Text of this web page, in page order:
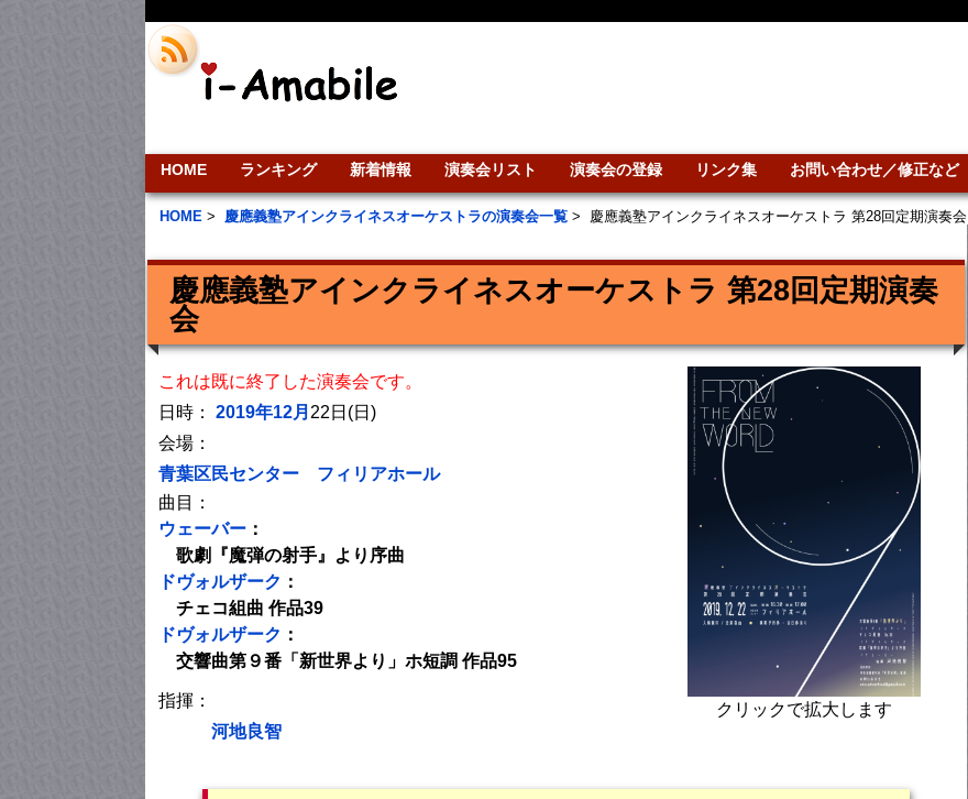
HOME ランキング 新着情報 演奏会リスト 演奏会の登録 リンク集 お問い合わせ／修正など
HOME > 慶應義塾アインクライネスオーケストラの演奏会一覧 > 慶應義塾アインクライネスオーケストラ 第28回定期演奏会
慶應義塾アインクライネスオーケストラ 第28回定期演奏
会
クリックで拡大します
これは既に終了した演奏会です。
日時： 2019年12月 22日(日)
会場：
青葉区民センター フィリアホール
曲目：
ウェーバー ：
歌劇『魔弾の射手』より序曲
ドヴォルザーク ：
チェコ組曲 作品39
ドヴォルザーク ：
交響曲第９番「新世界より」ホ短調 作品95
指揮：
河地良智